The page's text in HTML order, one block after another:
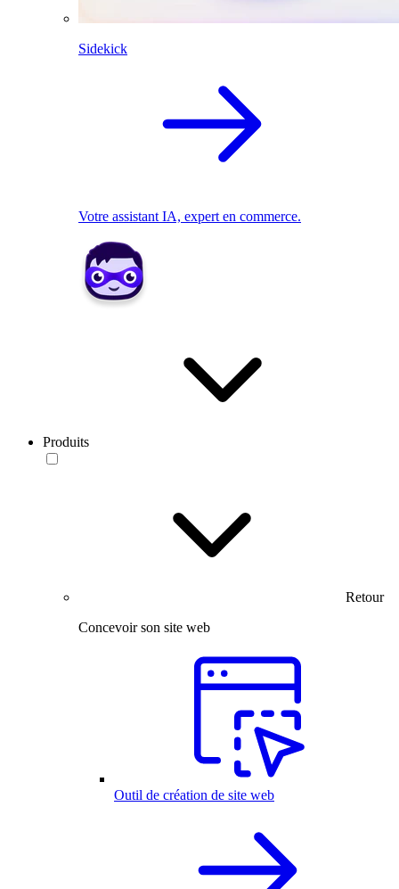
Sidekick
Votre assistant IA, expert en commerce.
Produits
Retour
Concevoir son site web
Outil de création de site web